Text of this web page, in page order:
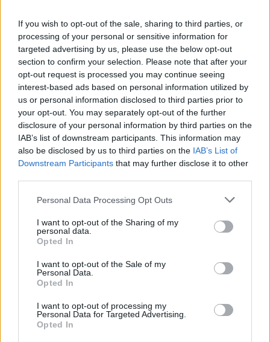
If you wish to opt-out of the sale, sharing to third parties, or
processing of your personal or sensitive information for
targeted advertising by us, please use the below opt-out
section to confirm your selection. Please note that after your
opt-out request is processed you may continue seeing
interest-based ads based on personal information utilized by
us or personal information disclosed to third parties prior to
your opt-out. You may separately opt-out of the further
disclosure of your personal information by third parties on the
IAB’s list of downstream participants. This information may
also be disclosed by us to third parties on the IAB’s List of
Downstream Participants that may further disclose it to other
Personal Data Processing Opt Outs
I want to opt-out of the Sharing of my
personal data.
Opted In
I want to opt-out of the Sale of my
Personal Data.
Opted In
I want to opt-out of processing my
Personal Data for Targeted Advertising.
Opted In